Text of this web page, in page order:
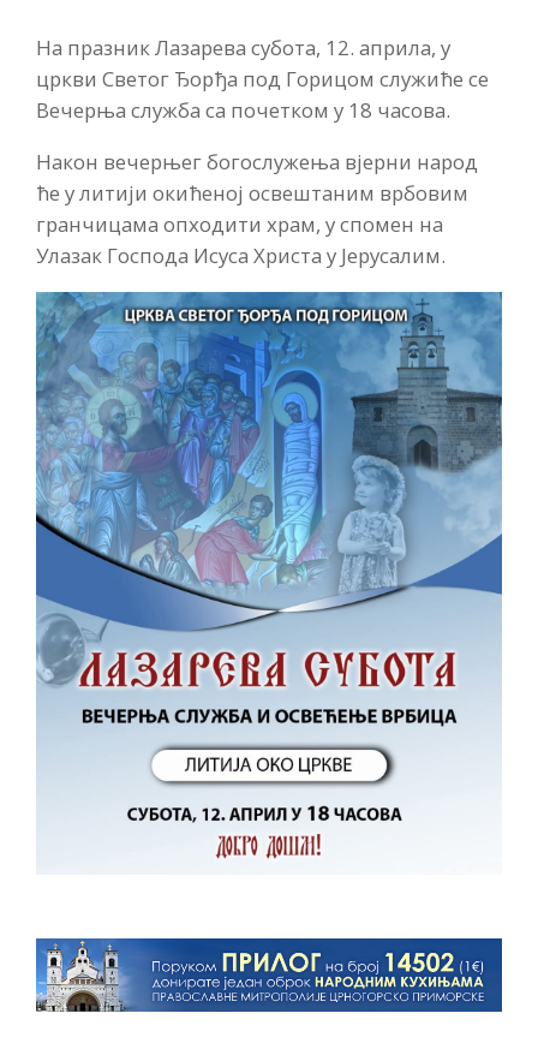
На празник Лазарева субота, 12. априла, у
цркви Светог Ђорђа под Горицом служиће се
Вечерња служба са почетком у 18 часова.
Након вечерњег богослужења вјерни народ
ће у литији окићеној освештаним врбовим
гранчицама опходити храм, у спомен на
Улазак Господа Исуса Христа у Јерусалим.